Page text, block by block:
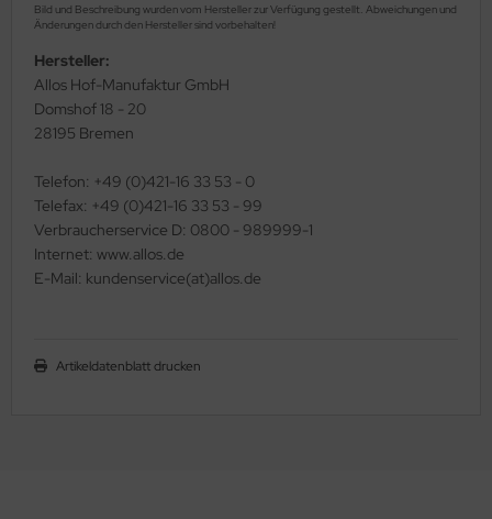
Bild und Beschreibung wurden vom Hersteller zur Verfügung gestellt. Abweichungen und
Änderungen durch den Hersteller sind vorbehalten!
Hersteller:
Allos Hof-Manufaktur GmbH
Domshof 18 - 20
28195 Bremen
Telefon: +49 (0)421-16 33 53 - 0
Telefax: +49 (0)421-16 33 53 - 99
Verbraucherservice D: 0800 - 989999-1
Internet: www.allos.de
E-Mail: kundenservice(at)allos.de
Artikeldatenblatt drucken